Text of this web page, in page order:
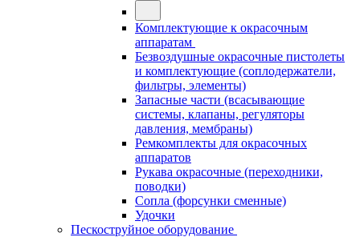
Комплектующие к окрасочным
аппаратам
Безвоздушные окрасочные пистолеты
и комплектующие (соплодержатели,
фильтры, элементы)
Запасные части (всасывающие
системы, клапаны, регуляторы
давления, мембраны)
Ремкомплекты для окрасочных
аппаратов
Рукава окрасочные (переходники,
поводки)
Сопла (форсунки сменные)
Удочки
Пескоструйное оборудование